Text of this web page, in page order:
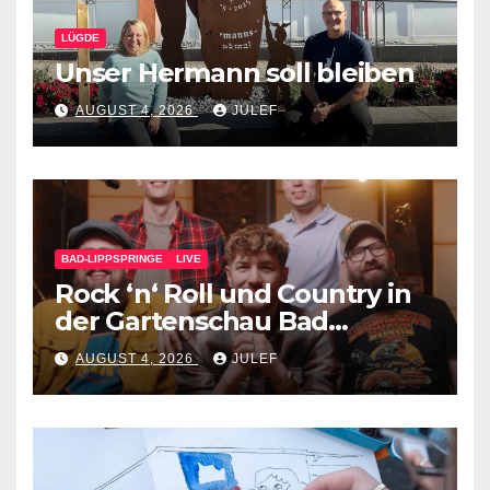
LÜGDE
Unser Hermann soll bleiben
AUGUST 4, 2026 JULEF
BAD-LIPPSPRINGE LIVE
Rock ‘n‘ Roll und Country in
der Gartenschau Bad
Lippspringe
AUGUST 4, 2026 JULEF